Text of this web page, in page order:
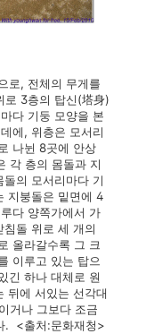
로, 전체의 무게를
로 3층의 탑신(塔身)
다 기둥 모양을 본
에, 위층은 모서리
나뉜 8곳에 안상
각 층의 몸돌과 지
의 모서리마다 기
지붕돌은 밑면에 4
다 양쪽가에서 가
돌 위로 세 개의
올라갈수록 그 크
이루고 있는 탑으
긴 하나 대체로 원
뒤에 서있는 선각대
거나 그보다 조금
. <출처:문화재청>